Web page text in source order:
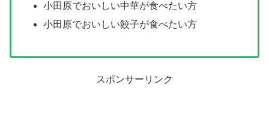
小田原でおいしい中華が食べたい方
小田原でおいしい餃子が食べたい方
スポンサーリンク